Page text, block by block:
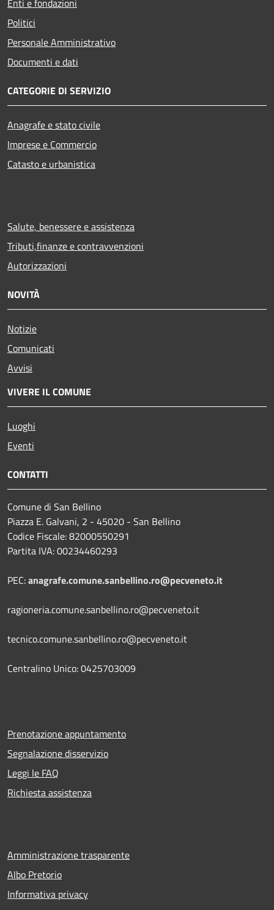
Enti e fondazioni
Politici
Personale Amministrativo
Documenti e dati
CATEGORIE DI SERVIZIO
Anagrafe e stato civile
Imprese e Commercio
Catasto e urbanistica
Salute, benessere e assistenza
Tributi,finanze e contravvenzioni
Autorizzazioni
NOVITÀ
Notizie
Comunicati
Avvisi
VIVERE IL COMUNE
Luoghi
Eventi
CONTATTI
Comune di San Bellino
Piazza E. Galvani, 2 - 45020 - San Bellino
Codice Fiscale: 82000550291
Partita IVA: 00234460293
PEC:anagrafe.comune.sanbellino.ro@pecveneto.it
ragioneria.comune.sanbellino.ro@pecveneto.it
tecnico.comune.sanbellino.ro@pecveneto.it
Centralino Unico: 0425703009
Prenotazione appuntamento
Segnalazione disservizio
Leggi le FAQ
Richiesta assistenza
Amministrazione trasparente
Albo Pretorio
Informativa privacy